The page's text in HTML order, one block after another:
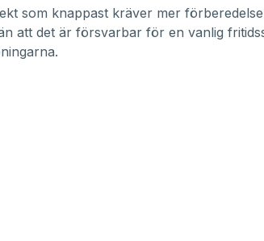
som knappast kräver mer
att det är försvarbar för en vanlig